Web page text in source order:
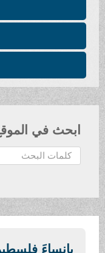
ابحث في الموقع
ح
ث
يانساءَ فلسطينَ